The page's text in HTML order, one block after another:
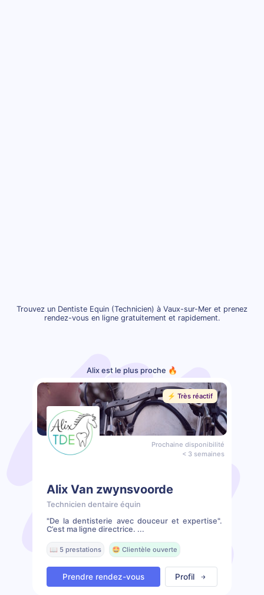
Trouvez un Dentiste Equin (Technicien) à Vaux-sur-Mer et prenez
rendez-vous en ligne gratuitement et rapidement.
Alix est le plus proche 🔥
⚡️ Très réactif
Prochaine disponibilité
< 3 semaines
Alix Van zwynsvoorde
Technicien dentaire équin
"De la dentisterie avec douceur et expertise".
C’est ma ligne directrice. ...
📖 5 prestations 🤩 Clientèle ouverte
Prendre rendez-vous Profil